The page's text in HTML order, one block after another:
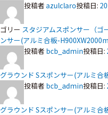
投稿者azulclaro投稿日:
ゴリー スタジアムスポンサー（ゴ
ンサー(アルミ合板-
投稿者 bcb_admin投稿日:
グラウンド Sスポンサー(アルミ
投稿者 bcb_admin投稿日:
グラウンド Sスポンサー(アルミ